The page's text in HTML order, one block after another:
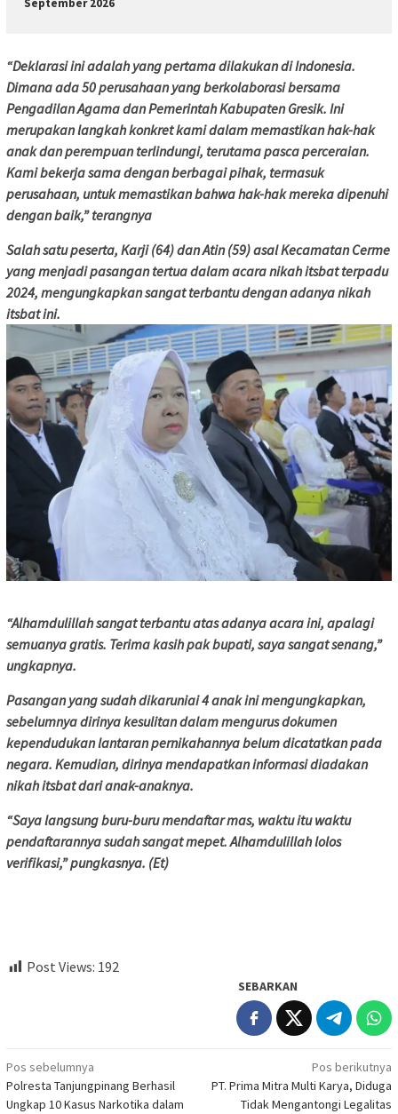
“Deklarasi ini adalah yang pertama dilakukan di Indonesia.
Dimana ada 50 perusahaan yang berkolaborasi bersama
Pengadilan Agama dan Pemerintah Kabupaten Gresik. Ini
merupakan langkah konkret kami dalam memastikan hak-hak
anak dan perempuan terlindungi, terutama pasca perceraian.
Kami bekerja sama dengan berbagai pihak, termasuk
perusahaan, untuk memastikan bahwa hak-hak mereka dipenuhi
dengan baik,” terangnya
Salah satu peserta, Karji (64) dan Atin (59) asal Kecamatan Cerme
yang menjadi pasangan tertua dalam acara nikah itsbat terpadu
2024, mengungkapkan sangat terbantu dengan adanya nikah
itsbat ini.
“Alhamdulillah sangat terbantu atas adanya acara ini, apalagi
semuanya gratis. Terima kasih pak bupati, saya sangat senang,”
ungkapnya.
Pasangan yang sudah dikaruniai 4 anak ini mengungkapkan,
sebelumnya dirinya kesulitan dalam mengurus dokumen
kependudukan lantaran pernikahannya belum dicatatkan pada
negara. Kemudian, dirinya mendapatkan informasi diadakan
nikah itsbat dari anak-anaknya.
“Saya langsung buru-buru mendaftar mas, waktu itu waktu
pendaftarannya sudah sangat mepet. Alhamdulillah lolos
verifikasi,” pungkasnya. (Et)
Post Views: 192
SEBARKAN
Navigasi
pos
Pos sebelumnya
Polresta Tanjungpinang Berhasil
Ungkap 10 Kasus Narkotika dalam
Pos berikutnya
PT. Prima Mitra Multi Karya, Diduga
Tidak Mengantongi Legalitas